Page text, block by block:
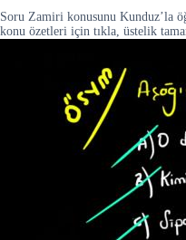
Soru Zamiri konusunu Kunduz’la
konu özetleri için tıkla, üstelik